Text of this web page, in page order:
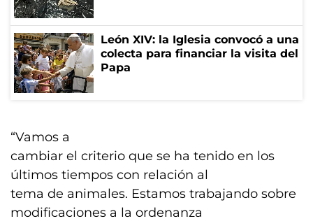
León XIV: la Iglesia convocó a una
colecta para financiar la visita del
Papa
“Vamos a
cambiar el criterio que se ha tenido en los
últimos tiempos con relación al
tema de animales. Estamos trabajando sobre
modificaciones a la ordenanza